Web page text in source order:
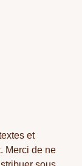
et
Merci de ne